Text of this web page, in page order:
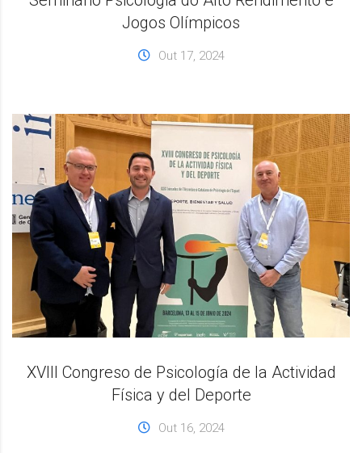
Jogos Olímpicos
Out 17, 2024
XVIII Congreso de Psicología de la Actividad
Física y del Deporte
Out 16, 2024